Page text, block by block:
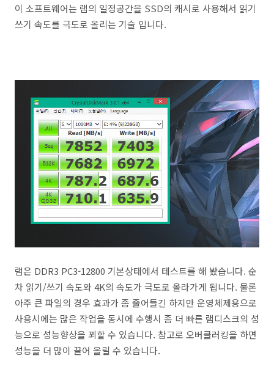
이 소프트웨어는 램의 일정공간을 SSD의 캐시로 사용해서 읽기
쓰기 속도를 극도로 올리는 기술 입니다.
램은 DDR3 PC3-12800 기본상태에서 테스트를 해 봤습니다. 순
차 읽기/쓰기 속도와 4K의 속도가 극도로 올라가게 됩니다. 물론
아주 큰 파일의 경우 효과가 좀 줄어들긴 하지만 운영체제용으로
사용시에는 많은 작업을 동시에 수행시 좀 더 빠른 램디스크의 성
능으로 성능향상을 꾀할 수 있습니다. 참고로 오버클러킹을 하면
성능을 더 많이 끌어 올릴 수 있습니다.